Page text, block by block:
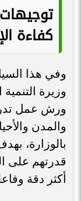
كفاءة
وفي هذا
وزيرة
ورش عمل
والمدن
بالوزارة،
قدرتهم على
أكثر دقة